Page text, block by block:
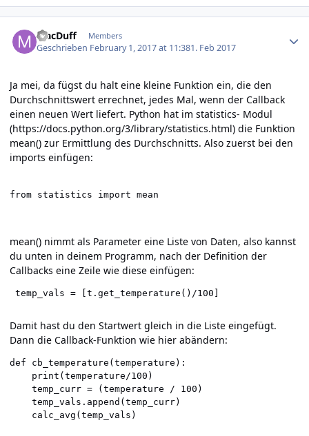
MacDuff Members
Geschrieben February 1, 2017 at 11:381. Feb 2017
Ja mei, da fügst du halt eine kleine Funktion ein, die den
Durchschnittswert errechnet, jedes Mal, wenn der Callback
einen neuen Wert liefert. Python hat im statistics- Modul
(https://docs.python.org/3/library/statistics.html) die Funktion
mean() zur Ermittlung des Durchschnitts. Also zuerst bei den
imports einfügen:
from statistics import mean
mean() nimmt als Parameter eine Liste von Daten, also kannst
du unten in deinem Programm, nach der Definition der
Callbacks eine Zeile wie diese einfügen:
temp_vals = [t.get_temperature()/100]
Damit hast du den Startwert gleich in die Liste eingefügt.
Dann die Callback-Funktion wie hier abändern:
def cb_temperature(temperature):
print(temperature/100)
temp_curr = (temperature / 100)
temp_vals.append(temp_curr)
calc_avg(temp_vals)